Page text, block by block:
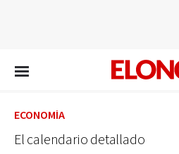
ECONOMÍA
El calendario detallado